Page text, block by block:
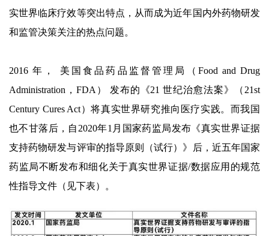
实世界临床疗效等突出特点，从而成为近年国内外药物研发
和监管决策关注的热点问题。
2016 年， 美国食品药品监督管理局（Food and Drug
Administration，FDA） 发布的《21 世纪治愈法案》（21st
Century Cures Act）将真实世界研究推向医疗实践。而我国
也不甘落后，自2020年1月国家药监局发布《真实世界证据
支持药物研发与评审的指导原则（试行）》后，近五年国家
药监局不断发布和细化关于真实世界证据/数据应用的规范
性指导文件（见下表）。